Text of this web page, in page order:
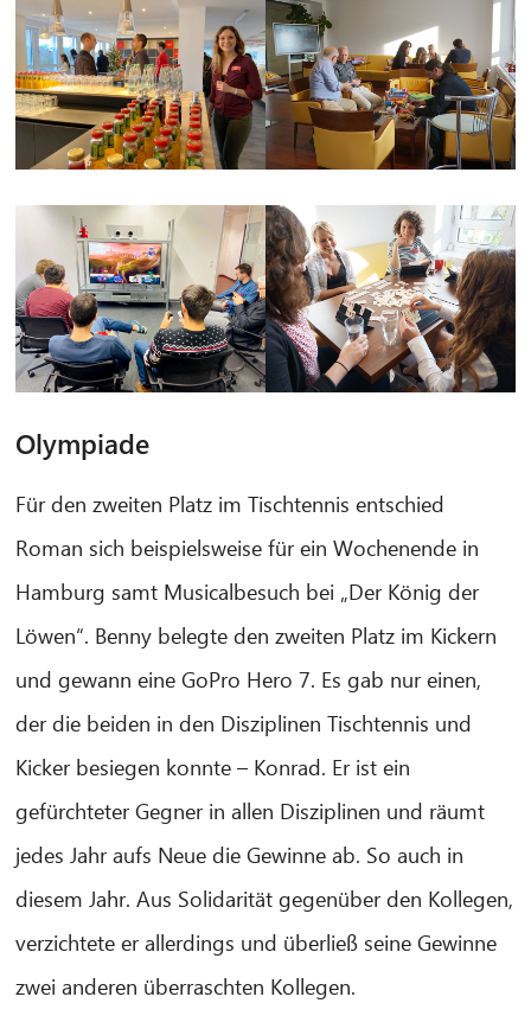
Olympiade
Für den zweiten Platz im Tischtennis entschied
Roman sich beispielsweise für ein Wochenende in
Hamburg samt Musicalbesuch bei „Der König der
Löwen“. Benny belegte den zweiten Platz im Kickern
und gewann eine GoPro Hero 7. Es gab nur einen,
der die beiden in den Disziplinen Tischtennis und
Kicker besiegen konnte – Konrad. Er ist ein
gefürchteter Gegner in allen Disziplinen und räumt
jedes Jahr aufs Neue die Gewinne ab. So auch in
diesem Jahr. Aus Solidarität gegenüber den Kollegen,
verzichtete er allerdings und überließ seine Gewinne
zwei anderen überraschten Kollegen.
Hello! What can I do for you?